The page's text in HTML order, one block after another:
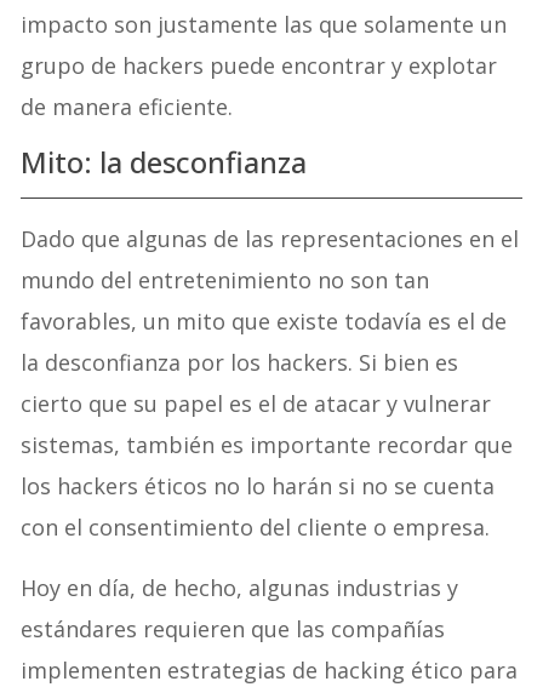
impacto son justamente las que solamente un
grupo de hackers puede encontrar y explotar
de manera eficiente.
Mito: la desconfianza
Dado que algunas de las representaciones en el
mundo del entretenimiento no son tan
favorables, un mito que existe todavía es el de
la desconfianza por los hackers. Si bien es
cierto que su papel es el de atacar y vulnerar
sistemas, también es importante recordar que
los hackers éticos no lo harán si no se cuenta
con el consentimiento del cliente o empresa.
Hoy en día, de hecho, algunas industrias y
estándares requieren que las compañías
implementen estrategias de hacking ético para